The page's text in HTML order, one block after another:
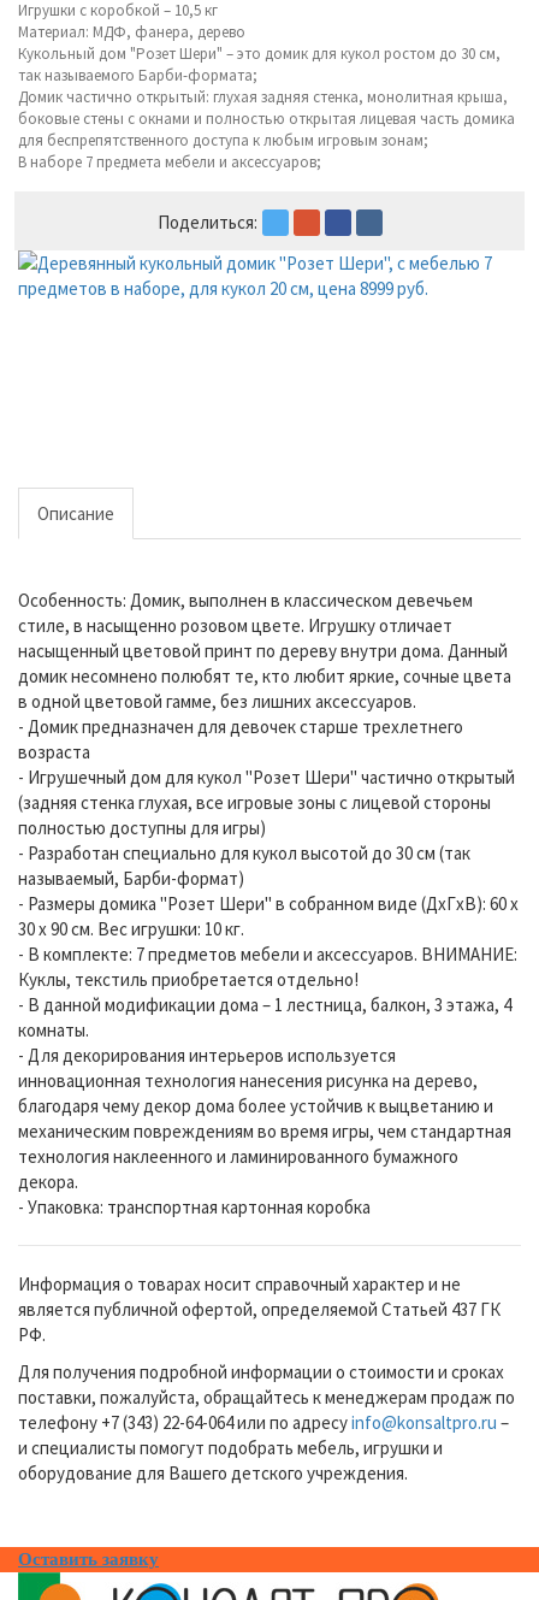
Игрушки с коробкой – 10,5 кг
Материал: МДФ, фанера, дерево
Кукольный дом "Розет Шери" – это домик для кукол ростом до 30 см,
так называемого Барби-формата;
Домик частично открытый: глухая задняя стенка, монолитная крыша,
боковые стены с окнами и полностью открытая лицевая часть домика
для беспрепятственного доступа к любым игровым зонам;
В наборе 7 предмета мебели и аксессуаров;
Поделиться:
Описание
Особенность: Домик, выполнен в классическом девечьем
стиле, в насыщенно розовом цвете. Игрушку отличает
насыщенный цветовой принт по дереву внутри дома. Данный
домик несомнено полюбят те, кто любит яркие, сочные цвета
в одной цветовой гамме, без лишних аксессуаров.
- Домик предназначен для девочек старше трехлетнего
возраста
- Игрушечный дом для кукол "Розет Шери" частично открытый
(задняя стенка глухая, все игровые зоны с лицевой стороны
полностью доступны для игры)
- Разработан специально для кукол высотой до 30 см (так
называемый, Барби-формат)
- Размеры домика "Розет Шери" в собранном виде (ДхГхВ): 60 х
30 х 90 см. Вес игрушки: 10 кг.
- В комплекте: 7 предметов мебели и аксессуаров. ВНИМАНИЕ:
Куклы, текстиль приобретается отдельно!
- В данной модификации дома – 1 лестница, балкон, 3 этажа, 4
комнаты.
- Для декорирования интерьеров используется
инновационная технология нанесения рисунка на дерево,
благодаря чему декор дома более устойчив к выцветанию и
механическим повреждениям во время игры, чем стандартная
технология наклеенного и ламинированного бумажного
декора.
- Упаковка: транспортная картонная коробка
Информация о товарах носит справочный характер и не
является публичной офертой, определяемой Статьей 437 ГК
РФ.
Для получения подробной информации о стоимости и сроках
поставки, пожалуйста, обращайтесь к менеджерам продаж по
телефону +7 (343) 22-64-064 или по адресуinfo@konsaltpro.ru –
и специалисты помогут подобрать мебель, игрушки и
оборудование для Вашего детского учреждения.
Оставить заявку